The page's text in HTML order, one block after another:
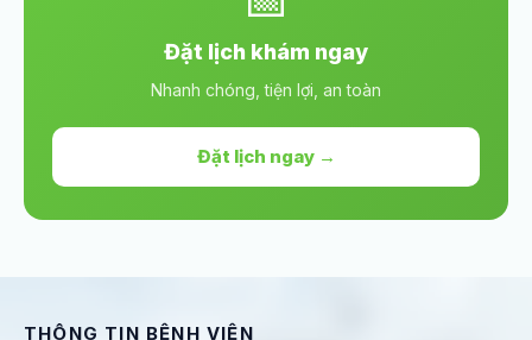
Đặt lịch khám ngay
Nhanh chóng, tiện lợi, an toàn
Đặt lịch ngay →
THÔNG TIN BỆNH VIỆN